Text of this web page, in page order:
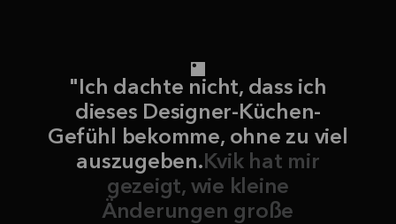
"Ich dachte nicht, dass ich
dieses Designer-Küchen-
Gefühl bekomme, ohne zu viel
auszugeben.Kvik hat mir
gezeigt, wie kleine
Änderungen große